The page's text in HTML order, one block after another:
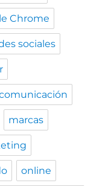
Chrome
sociales
marcas
online